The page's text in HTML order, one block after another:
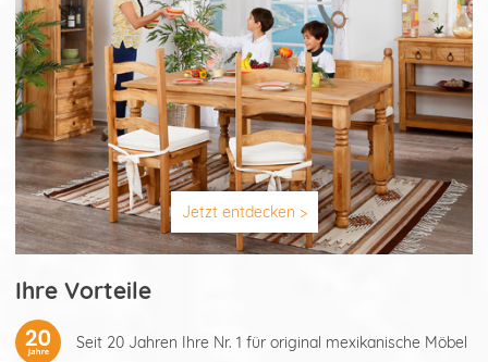
Jetzt entdecken >
Ihre Vorteile
Seit 20 Jahren Ihre Nr. 1 für original mexikanische Möbel